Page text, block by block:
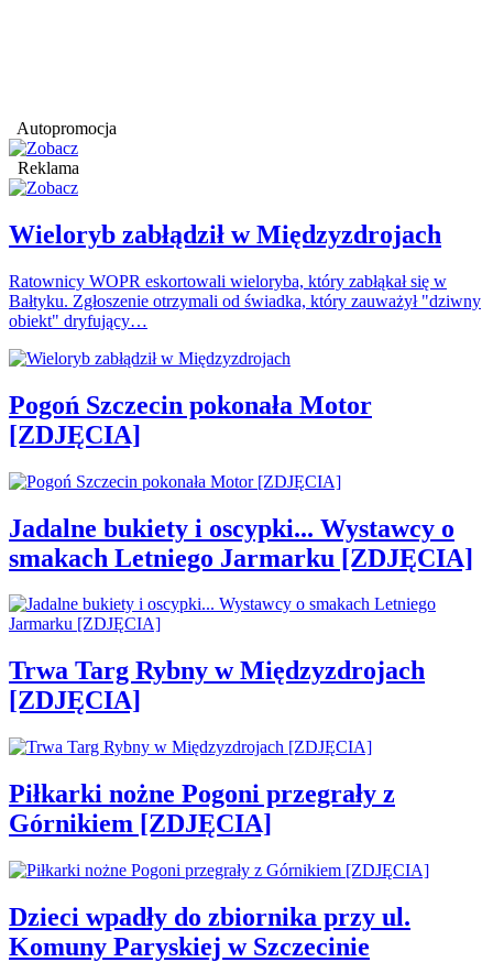
Autopromocja
Reklama
Wieloryb zabłądził w Międzyzdrojach
Ratownicy WOPR eskortowali wieloryba, który zabłąkał się w
Bałtyku. Zgłoszenie otrzymali od świadka, który zauważył "dziwny
obiekt" dryfujący…
Pogoń Szczecin pokonała Motor
[ZDJĘCIA]
Jadalne bukiety i oscypki... Wystawcy o
smakach Letniego Jarmarku [ZDJĘCIA]
Trwa Targ Rybny w Międzyzdrojach
[ZDJĘCIA]
Piłkarki nożne Pogoni przegrały z
Górnikiem [ZDJĘCIA]
Dzieci wpadły do zbiornika przy ul.
Komuny Paryskiej w Szczecinie